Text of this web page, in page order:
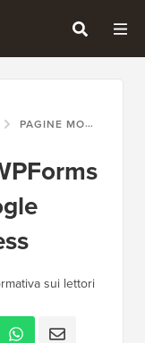
PAGINE MODULO DI WPFORMS – ALTERNATIVA A GOOGLE FORMS PER WORDPRESS
sui lettori